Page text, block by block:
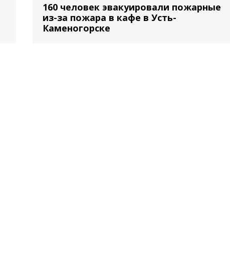
160 человек эвакуировали пожарные
из-за пожара в кафе в Усть-
Каменогорске